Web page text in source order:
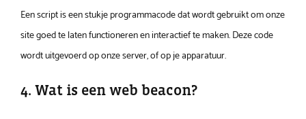
Een script is een stukje programmacode dat wordt gebruikt om onze
site goed te laten functioneren en interactief te maken. Deze code
wordt uitgevoerd op onze server, of op je apparatuur.
4. Wat is een web beacon?